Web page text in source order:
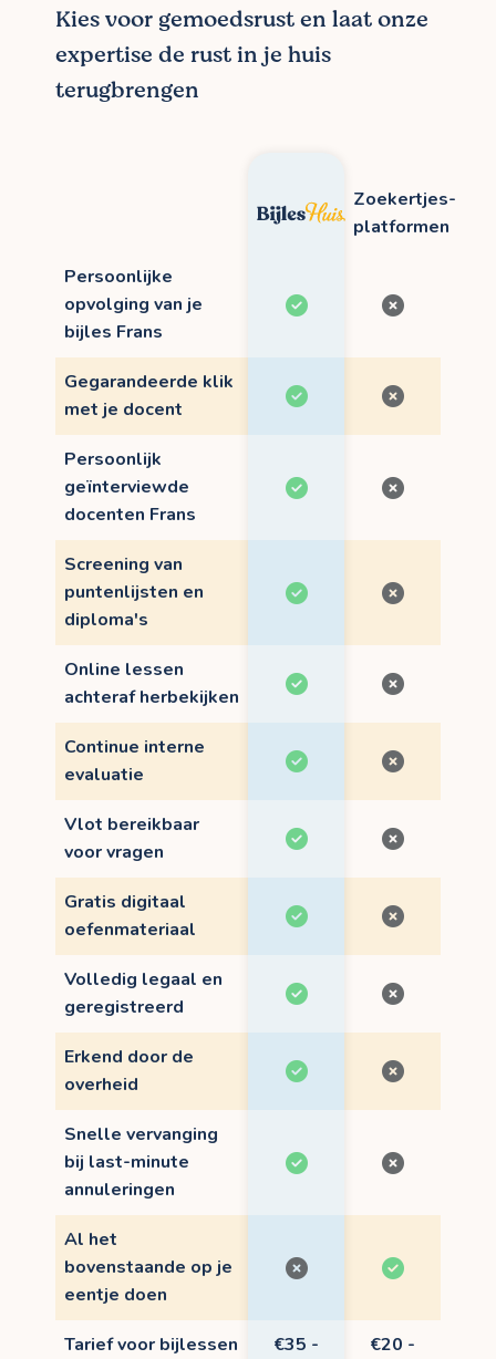
Kies voor gemoedsrust en laat onze
expertise de rust in je huis
terugbrengen
Zoekertjes-
platformen
Persoonlijke
opvolging van je
bijles Frans
Gegarandeerde klik
met je docent
Persoonlijk
geïnterviewde
docenten Frans
Screening van
puntenlijsten en
diploma's
Online lessen
achteraf herbekijken
Continue interne
evaluatie
Vlot bereikbaar
voor vragen
Gratis digitaal
oefenmateriaal
Volledig legaal en
geregistreerd
Erkend door de
overheid
Snelle vervanging
bij last-minute
annuleringen
Al het
bovenstaande op je
eentje doen
Tarief voor bijlessen
€35 -
€20 -